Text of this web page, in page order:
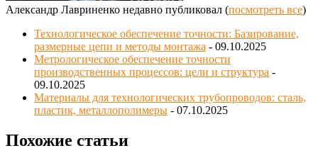
Александр Лавриненко недавно публиковал (посмотреть все)
Технологическое обеспечение точности: Базирование,
размерные цепи и методы монтажа - 09.10.2025
Метрологическое обеспечение точности
производственных процессов: цели и структура -
09.10.2025
Материалы для технологических трубопроводов: сталь,
пластик, металлополимеры - 07.10.2025
Похожие статьи